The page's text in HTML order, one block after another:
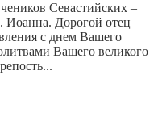
Севастийских –
Иоанна. Дорогой отец
с днем Вашего
Вашего великого